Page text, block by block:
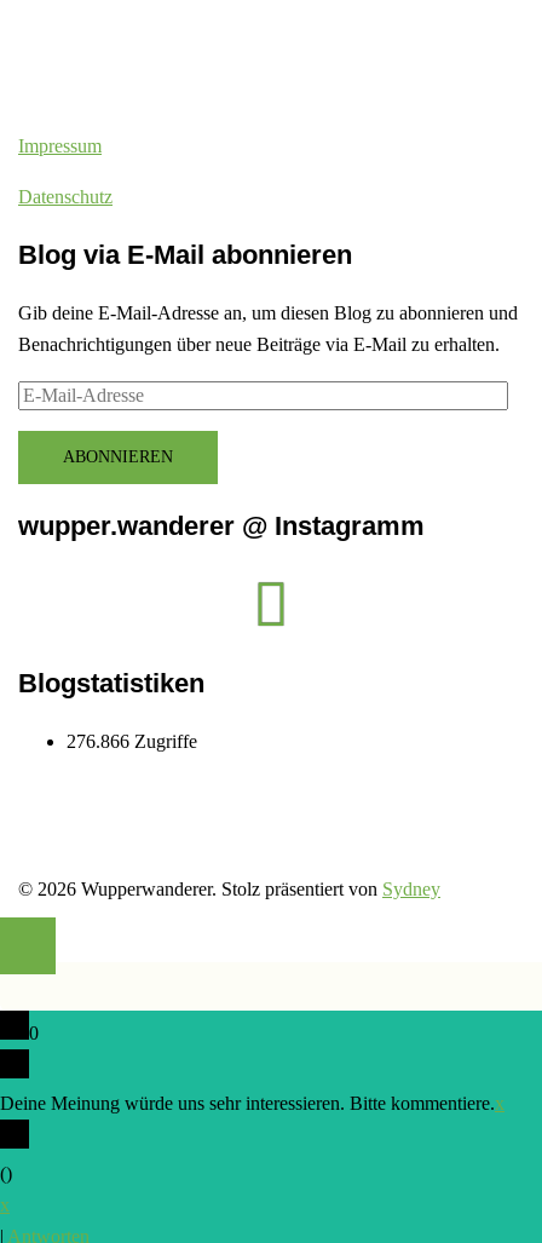
Impressum
Datenschutz
Blog via E-Mail abonnieren
Gib deine E-Mail-Adresse an, um diesen Blog zu abonnieren und
Benachrichtigungen über neue Beiträge via E-Mail zu erhalten.
E-
AdresseABONNIEREN
wupper.wanderer @ Instagramm
Blogstatistiken
276.866 Zugriffe
© 2026 Wupperwanderer. Stolz präsentiert von Sydney
0
Deine Meinung würde uns sehr interessieren. Bitte kommentiere.x
()
x
| Antworten